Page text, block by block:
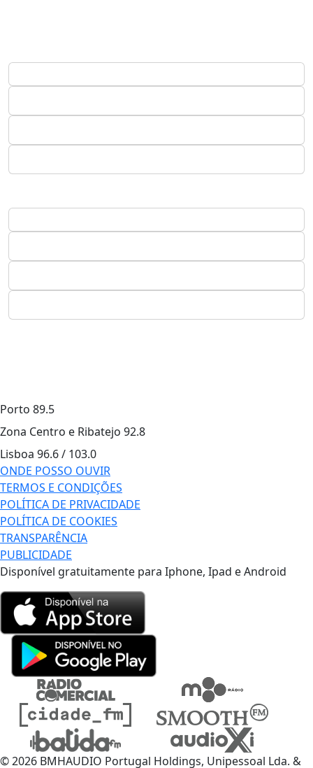
Porto 89.5
Zona Centro e Ribatejo 92.8
Lisboa 96.6 / 103.0
ONDE POSSO OUVIR
TERMOS E CONDIÇÕES
POLÍTICA DE PRIVACIDADE
POLÍTICA DE COOKIES
TRANSPARÊNCIA
PUBLICIDADE
Disponível gratuitamente para Iphone, Ipad e Android
© 2026 BMHAUDIO Portugal Holdings, Unipessoal Lda. &